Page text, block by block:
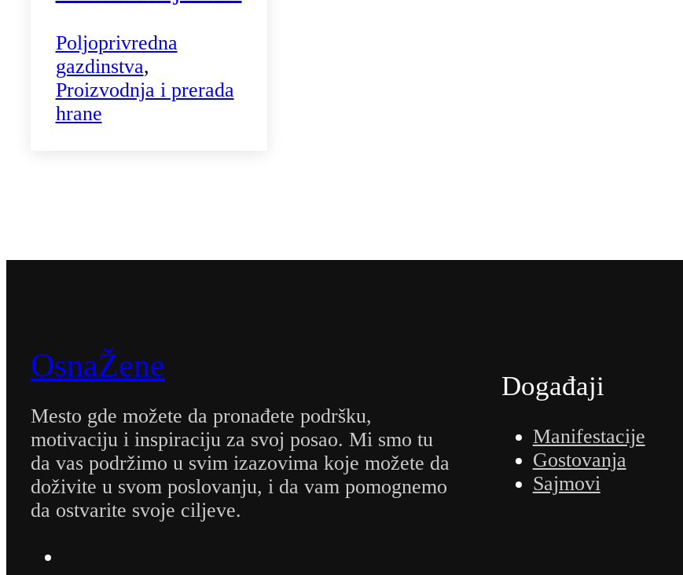
Poljoprivredna
gazdinstva,
Proizvodnja i prerada
hrane
OsnaŽene
Mesto gde možete da pronađete podršku,
motivaciju i inspiraciju za svoj posao. Mi smo tu
da vas podržimo u svim izazovima koje možete da
doživite u svom poslovanju, i da vam pomognemo
da ostvarite svoje ciljeve.
Događaji
Manifestacije
Gostovanja
Sajmovi